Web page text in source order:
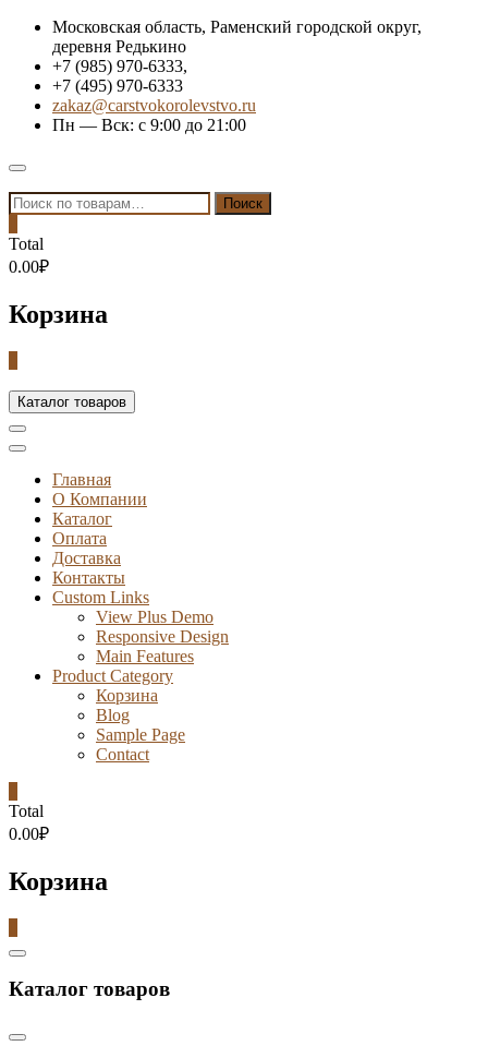
Skip
content
Московская область, Раменский городской округ,
деревня Редькино
+7 (985) 970-6333,
+7 (495) 970-6333
zakaz@carstvokorolevstvo.ru
Пн — Вск: с 9:00 до 21:00
Topbar
Menu
Искать: Поиск
Total
0.00₽
Корзина
Каталог товаров
Главная
О Компании
Каталог
Оплата
Доставка
Контакты
Custom Links
View Plus Demo
Responsive Design
Main Features
Product Category
Корзина
Blog
Sample Page
Contact
Total
0.00₽
Корзина
Catalog
Каталог товаров